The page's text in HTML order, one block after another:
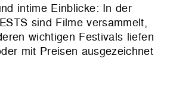
intime Einblicke: In der
sind Filme versammelt,
wichtigen Festivals liefen
mit Preisen ausgezeichnet